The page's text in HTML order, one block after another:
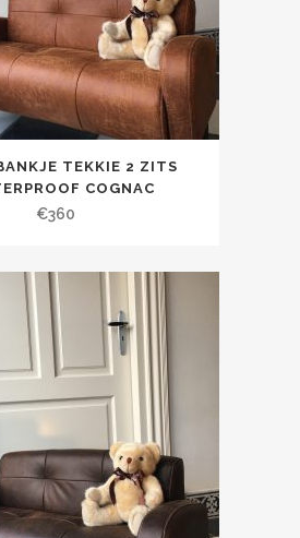
TEKKIE 2 ZITS
COGNAC
€360